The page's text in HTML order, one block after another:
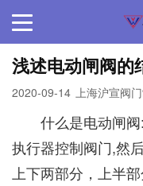
浅述电动闸阀的
2020-09-14 上海沪宣阀
什么是电动闸阀:
执行器控制阀门,然
上下两部分，上半